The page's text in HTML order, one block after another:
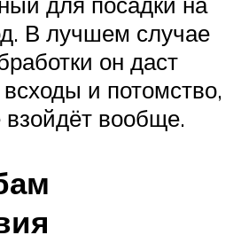
В лучшем случае
он даст
и потомство,
вообще.